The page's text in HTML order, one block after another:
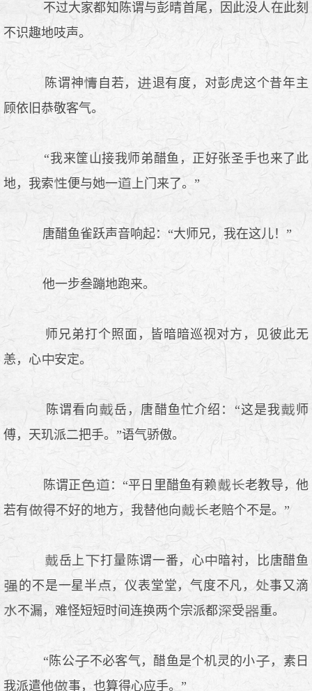
不过大家都知陈谓与彭晴首尾，因此没人在此刻
不识趣地吱声。
陈谓神 自若，
退有度，对彭虎这个昔年主
顾依旧恭敬客气。
“我来筐山接我师弟醋鱼，正好张圣手也来了此
地，我索
便与她一 上门来了。”
唐醋鱼雀跃声音响起：“大师兄，我在这儿！”
他一步叁蹦地跑来。
师兄弟打个照面，皆暗暗巡视对方，见彼此无
恙，心
安定。
陈谓看向 岳，唐醋鱼忙介绍：“这是我
师
傅，天玑派二把手。”语气骄傲。
陈谓正 ：“平日里醋鱼有赖
老教导，他
若有
得不好的地方，我替他向 老赔个不是。”
岳上 打量陈谓一番，心
暗衬，比唐醋鱼
的不是一星半
，仪表堂堂，气度不凡，
事又滴
不漏，难怪短短时间连换两个宗派都
受 重。
“陈公 不必客气，醋鱼是个机灵的小
，素日
我派遣他
事，也算得心应手。”